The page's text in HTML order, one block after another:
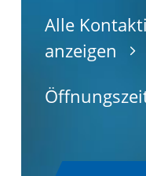
Alle
anzeigen